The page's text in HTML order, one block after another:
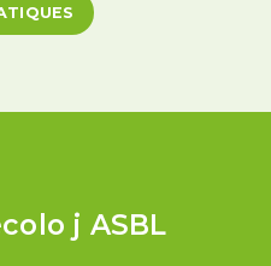
et environnement
j ASBL